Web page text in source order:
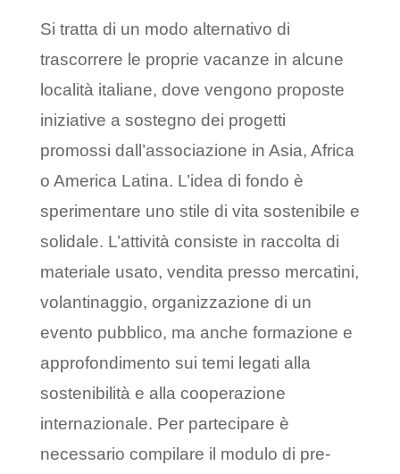
Si tratta di un modo alternativo di
trascorrere le proprie vacanze in alcune
località italiane, dove vengono proposte
iniziative a sostegno dei progetti
promossi dall’associazione in Asia, Africa
o America Latina. L’idea di fondo è
sperimentare uno stile di vita sostenibile e
solidale. L’attività consiste in raccolta di
materiale usato, vendita presso mercatini,
volantinaggio, organizzazione di un
evento pubblico, ma anche formazione e
approfondimento sui temi legati alla
sostenibilità e alla cooperazione
internazionale. Per partecipare è
necessario compilare il modulo di pre-